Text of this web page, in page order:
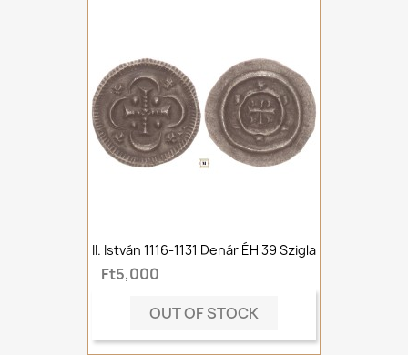
II. István 1116-1131 Denár ÉH 39 Szigla
Ft5,000
OUT OF STOCK